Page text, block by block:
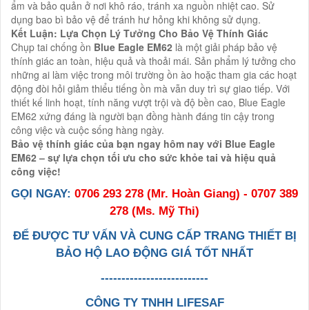
ẩm và bảo quản ở nơi khô ráo, tránh xa nguồn nhiệt cao. Sử
dụng bao bì bảo vệ để tránh hư hỏng khi không sử dụng.
Kết Luận: Lựa Chọn Lý Tưởng Cho Bảo Vệ Thính Giác
Chụp tai chống ồn Blue Eagle EM62 là một giải pháp bảo vệ
thính giác an toàn, hiệu quả và thoải mái. Sản phẩm lý tưởng cho
những ai làm việc trong môi trường ồn ào hoặc tham gia các hoạt
động đòi hỏi giảm thiểu tiếng ồn mà vẫn duy trì sự giao tiếp. Với
thiết kế linh hoạt, tính năng vượt trội và độ bền cao, Blue Eagle
EM62 xứng đáng là người bạn đồng hành đáng tin cậy trong
công việc và cuộc sống hàng ngày.
Bảo vệ thính giác của bạn ngay hôm nay với Blue Eagle
EM62 – sự lựa chọn tối ưu cho sức khỏe tai và hiệu quả
công việc!
GỌI NGAY: 0706 293 278 (Mr. Hoàn Giang) - 0707 389
278 (Ms. Mỹ Thi)
ĐỂ ĐƯỢC TƯ VẤN VÀ CUNG CẤP TRANG THIẾT BỊ
BẢO HỘ LAO ĐỘNG GIÁ TỐT NHẤT
--------------------------
CÔNG TY TNHH LIFESAF